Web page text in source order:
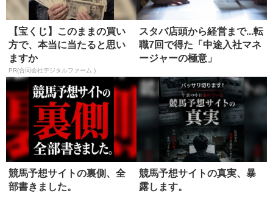
【宝くじ】このままの買い
方で、本当に当たると思い
ますか
PR(合同会社デジタルファーム )
スタバ店頭から経営まで...転
職7回で得た「中途入社マネ
ージャーの極意」
競馬予想サイトの裏側、全
部書きました。
競馬予想サイトの真実、暴
露します。